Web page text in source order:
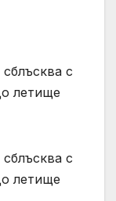
с
летище
с
летище